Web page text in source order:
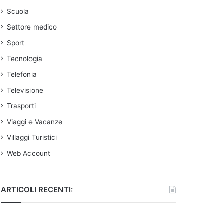
Scuola
Settore medico
Sport
Tecnologia
Telefonia
Televisione
Trasporti
Viaggi e Vacanze
Villaggi Turistici
Web Account
ARTICOLI RECENTI: